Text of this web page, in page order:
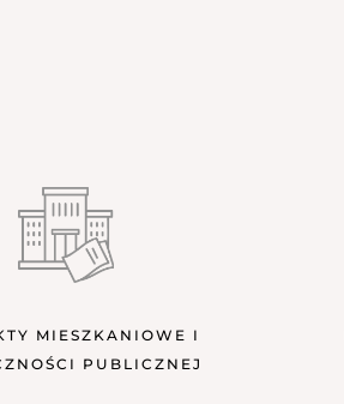
MIESZKANIOWE I
PUBLICZNEJ